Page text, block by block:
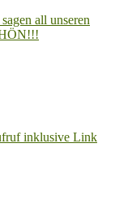
all unseren